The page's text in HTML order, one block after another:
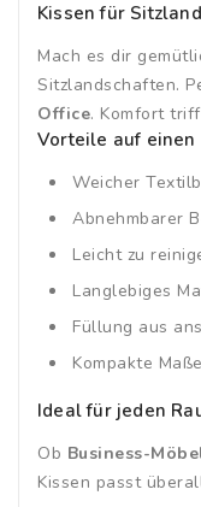
Kissen für
Mach es dir
Sitzlandschaften.
Office. Komfort
Vorteile auf einen
Weicher
Abnehmbarer
Leicht zu
Langlebiges
Füllung aus
Kompakte
Ideal für jeden
Ob Business-
Kissen passt